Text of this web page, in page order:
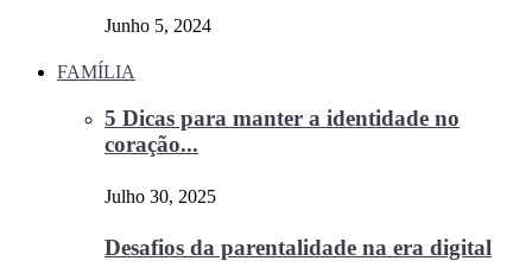
Junho 5, 2024
FAMÍLIA
5 Dicas para manter a identidade no
coração...
Julho 30, 2025
Desafios da parentalidade na era digital